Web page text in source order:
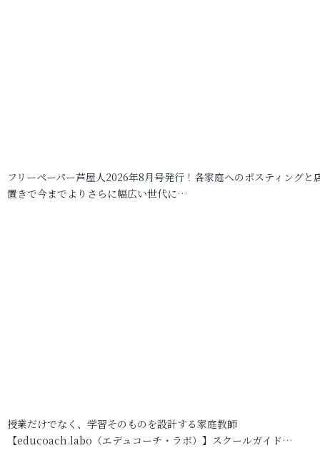
フリーペーパー芦屋人2026年8月号発行！各家庭へのポスティングと
置きで今までよりさらに幅広い世代に…
授業だけでなく、学習そのものを設計する家庭教師
【educoach.labo（エデュコーチ・ラボ）】スクールガイド…